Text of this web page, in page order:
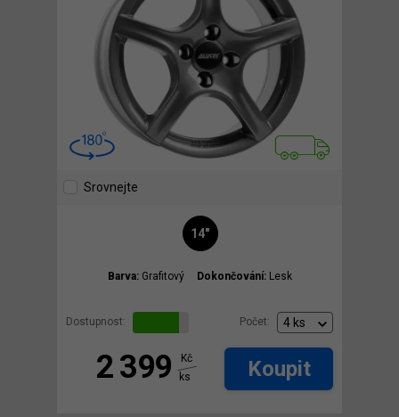
Srovnejte
14"
Barva: Grafitový Dokončování: Lesk
Dostupnost: Počet:
2 399
Kč
ks
Koupit